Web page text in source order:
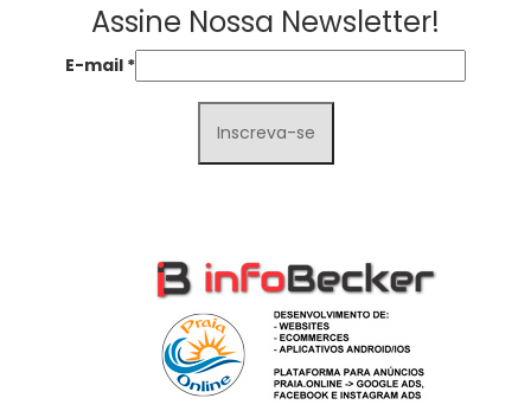
Assine Nossa Newsletter!
E-mail *